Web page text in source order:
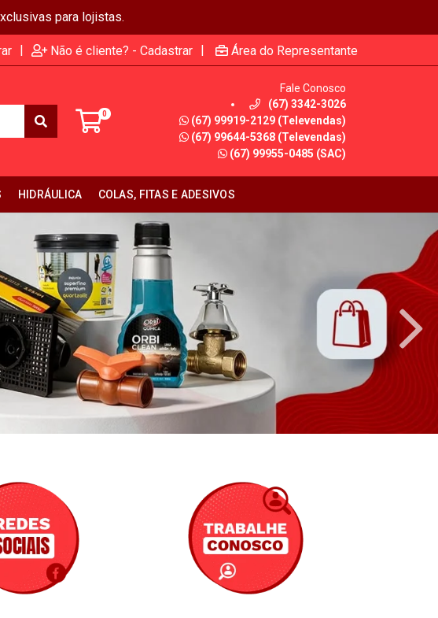
para lojistas.
| Não é cliente? - Cadastrar | Área do Representante
0
Fale Conosco
(67) 3342-3026
(67) 99919-2129 (Televendas)
(67) 99644-5368 (Televendas)
(67) 99955-0485 (SAC)
HIDRÁULICA COLAS, FITAS E ADESIVOS